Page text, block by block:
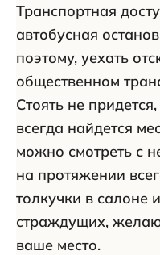
Транспортная
автобусная
поэтому, уехать
общественном
Стоять не
всегда найдется
можно смотреть с
на протяжении
толкучки в салоне
страждущих,
ваше место.